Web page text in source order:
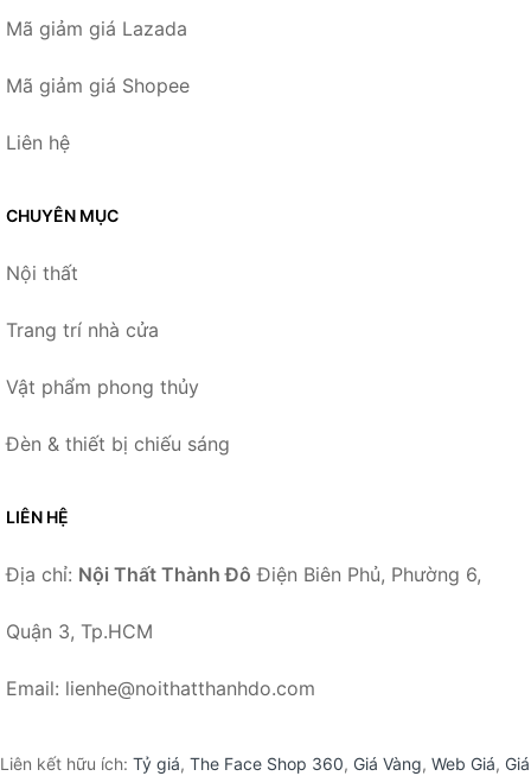
Mã giảm giá Lazada
Mã giảm giá Shopee
Liên hệ
CHUYÊN MỤC
Nội thất
Trang trí nhà cửa
Vật phẩm phong thủy
Đèn & thiết bị chiếu sáng
LIÊN HỆ
Địa chỉ: Nội Thất Thành Đô Điện Biên Phủ, Phường 6,
Quận 3, Tp.HCM
Email: lienhe@noithatthanhdo.com
Liên kết hữu ích: Tỷ giá, The Face Shop 360, Giá Vàng, Web Giá, Giá